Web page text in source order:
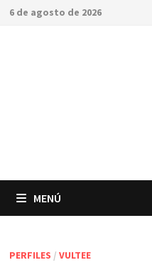
Saltar
6 de agosto de 2026
MENÚ
PERFILES / VULTEE